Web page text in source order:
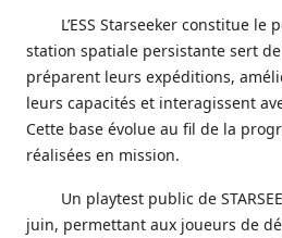
L’ESS Starseeker constitue
station spatiale persistante sert
préparent leurs expéditions,
leurs capacités et interagissent
Cette base évolue au fil de la
réalisées en mission.
Un playtest public de
juin, permettant aux joueurs de